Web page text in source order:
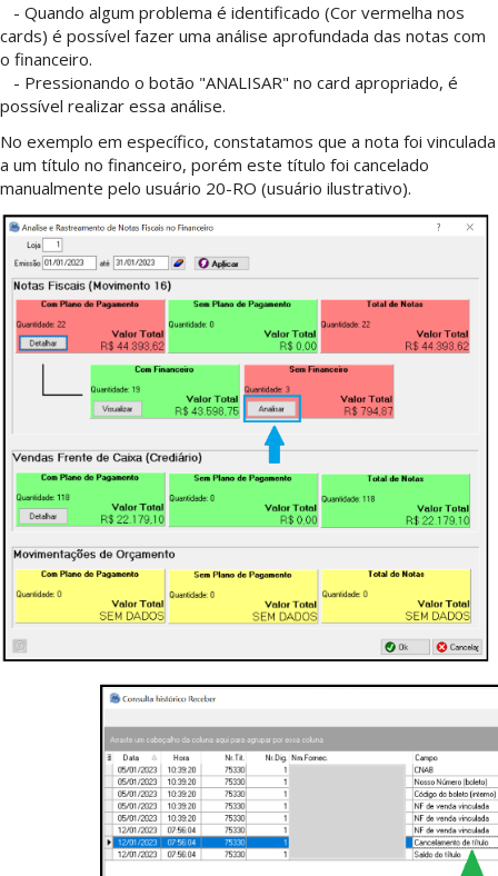
- Quando algum problema é identificado (Cor vermelha nos
cards) é possível fazer uma análise aprofundada das notas com
o financeiro.
- Pressionando o botão "ANALISAR" no card apropriado, é
possível realizar essa análise.
No exemplo em específico, constatamos que a nota foi vinculada
a um título no financeiro, porém este título foi cancelado
manualmente pelo usuário 20-RO (usuário ilustrativo).